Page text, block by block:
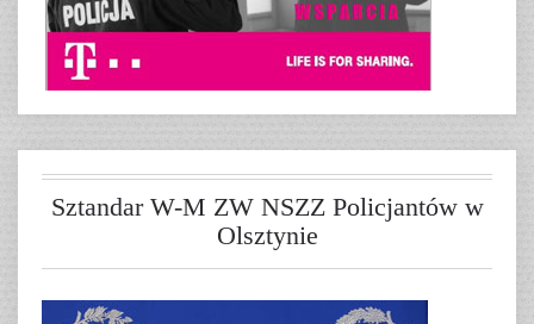
Sztandar W-M ZW NSZZ Policjantów w
Olsztynie